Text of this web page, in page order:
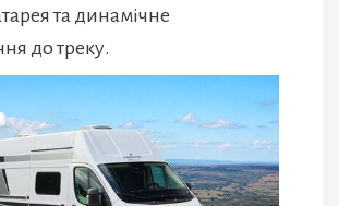
та динамічне
до треку.